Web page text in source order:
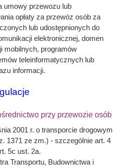
umowy przewozu lub
opłaty za przewóz osób za
lub udostępnionych do
elektronicznej, domen
mobilnych, programów
teleinformatycznych lub
informacji.
przy przewozie osób
2001 r. o transporcie drogowym
1371 ze zm.) - szczególnie art. 4
5c ust. 2a.
Transportu, Budownictwa i